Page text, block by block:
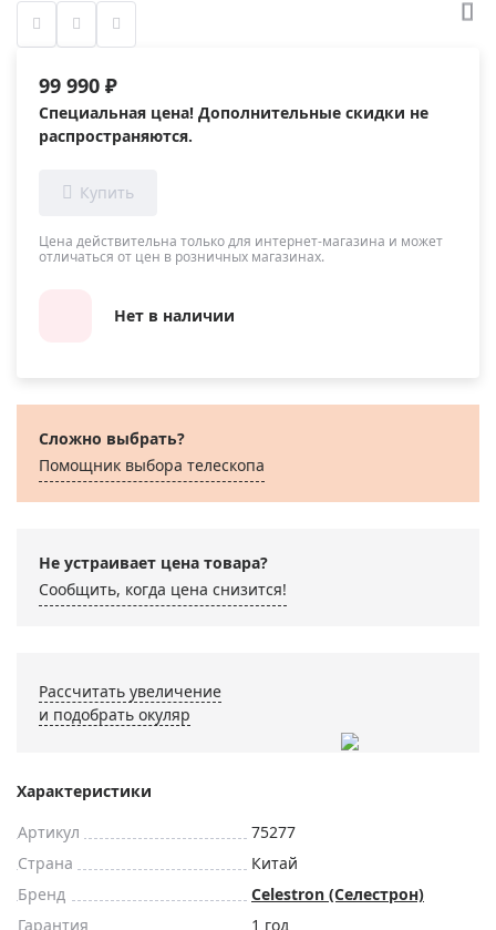
99 990 ₽
Специальная цена! Дополнительные скидки не
распространяются.
Цена действительна только для интернет-магазина и может
отличаться от цен в розничных магазинах.
Нет в наличии
Сложно выбрать?
Помощник выбора телескопа
Не устраивает цена товара?
Сообщить, когда цена снизится!
Рассчитать увеличение
и подобрать окуляр
Характеристики
Артикул
75277
Страна
Китай
Бренд
Celestron (Селестрон)
Гарантия
1 год